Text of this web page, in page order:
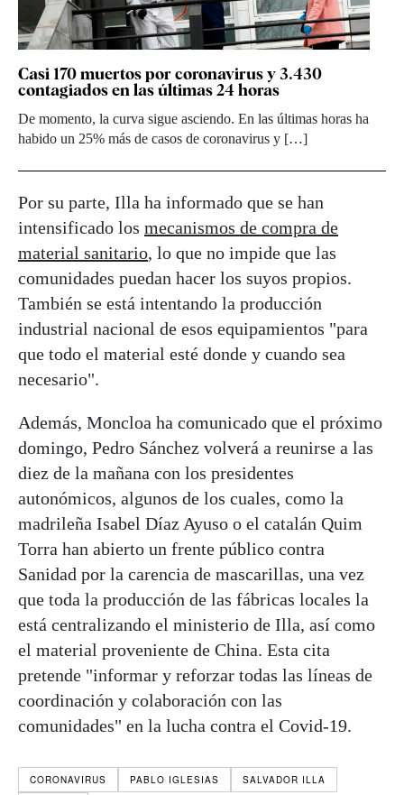
Casi 170 muertos por coronavirus y 3.430
contagiados en las últimas 24 horas
De momento, la curva sigue asciendo. En las últimas horas ha
habido un 25% más de casos de coronavirus y […]
Por su parte, Illa ha informado que se han
intensificado los mecanismos de compra de
material sanitario, lo que no impide que las
comunidades puedan hacer los suyos propios.
También se está intentando la producción
industrial nacional de esos equipamientos "para
que todo el material esté donde y cuando sea
necesario".
Además, Moncloa ha comunicado que el próximo
domingo, Pedro Sánchez volverá a reunirse a las
diez de la mañana con los presidentes
autonómicos, algunos de los cuales, como la
madrileña Isabel Díaz Ayuso o el catalán Quim
Torra han abierto un frente público contra
Sanidad por la carencia de mascarillas, una vez
que toda la producción de las fábricas locales la
está centralizando el ministerio de Illa, así como
el material proveniente de China. Esta cita
pretende "informar y reforzar todas las líneas de
coordinación y colaboración con las
comunidades" en la lucha contra el Covid-19.
CORONAVIRUS PABLO IGLESIAS
SALVADOR ILLA